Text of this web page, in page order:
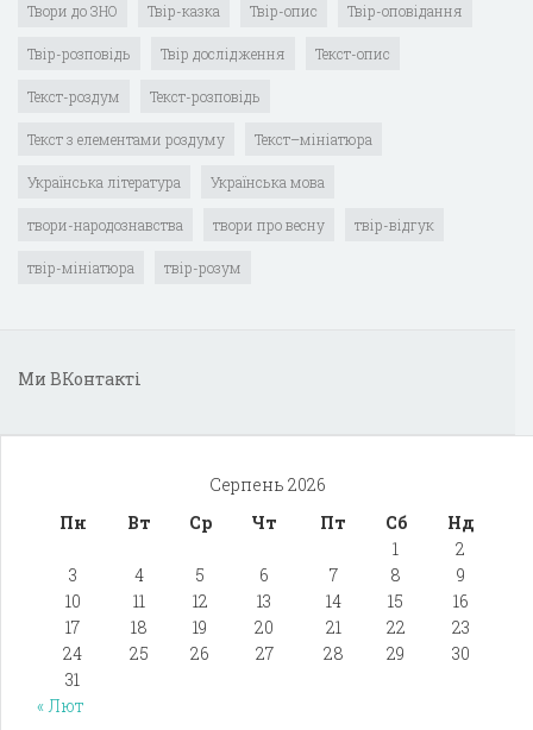
Твори до ЗНО Твір-казка Твір-опис Твір-оповідання
Твір-розповідь Твір дослідження Текст-опис
Текст-роздум Текст-розповідь
Текст з елементами роздуму Текст–мініатюра
Українська література Українська мова
твори-народознавства твори про весну твір-відгук
твір-мініатюра твір-розум
Ми ВКонтакті
Серпень 2026
Пн
Вт Ср Чт Пт Сб
Нд
1
2
3
4 5 6 7 8
9
10
11 12 13 14 15
16
17
18 19 20 21 22
23
24
25 26 27 28 29
30
31
« Лют